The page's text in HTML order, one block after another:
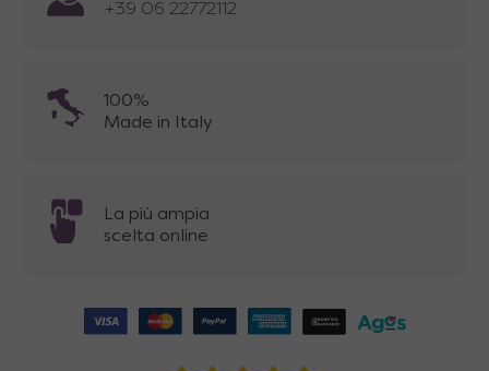
+39 06 22772112
100%
Made in Italy
La più ampia
scelta online